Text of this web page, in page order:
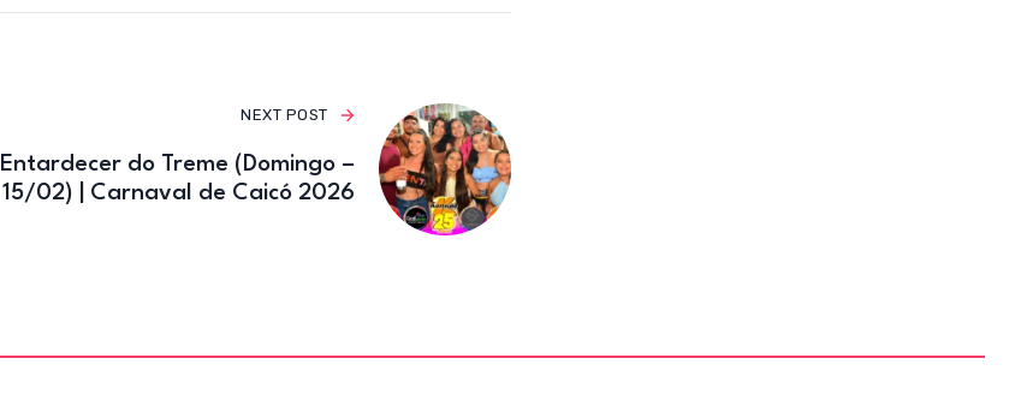
NEXT POST
Entardecer do Treme (Domingo –
15/02) | Carnaval de Caicó 2026